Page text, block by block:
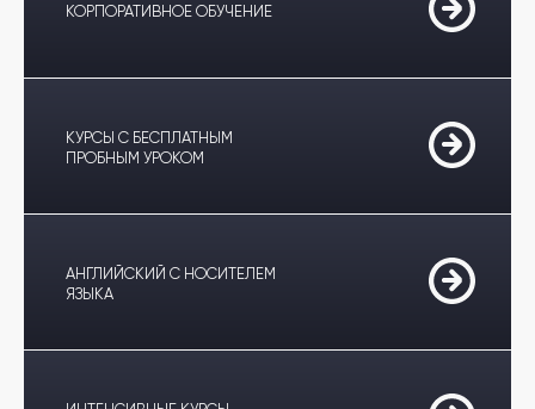
КОРПОРАТИВНОЕ ОБУЧЕНИЕ
КУРСЫ С БЕСПЛАТНЫМ
ПРОБНЫМ УРОКОМ
АНГЛИЙСКИЙ С НОСИТЕЛЕМ
ЯЗЫКА